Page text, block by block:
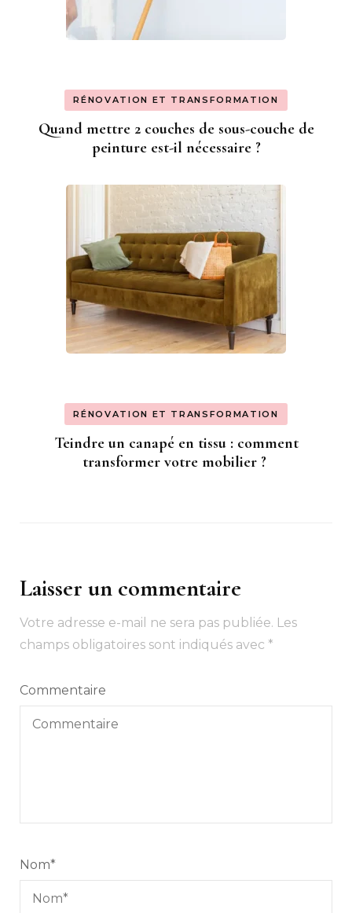
RÉNOVATION ET TRANSFORMATION
Quand mettre 2 couches de sous-couche de
peinture est-il nécessaire ?
RÉNOVATION ET TRANSFORMATION
Teindre un canapé en tissu : comment
transformer votre mobilier ?
Laisser un commentaire
Votre adresse e-mail ne sera pas publiée. Les
champs obligatoires sont indiqués avec *
Commentaire
Nom*